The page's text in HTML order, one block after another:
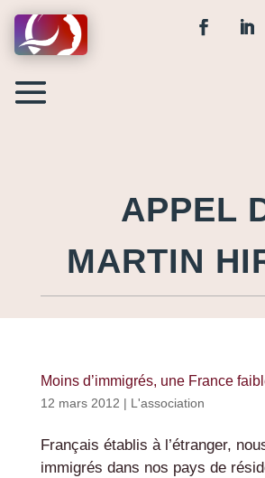
APPEL
MARTIN
Moins d’immigrés, une France
12 mars 2012 | L'association
Français établis à l’étranger,
immigrés dans nos pays de